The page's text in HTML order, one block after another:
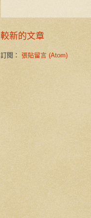
較新的文章
訂閱： 張貼留言 (Atom)